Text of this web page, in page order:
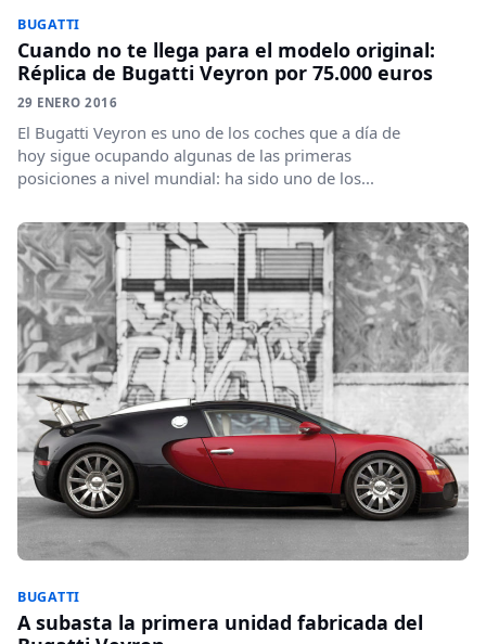
BUGATTI
Cuando no te llega para el modelo original:
Réplica de Bugatti Veyron por 75.000 euros
29 ENERO 2016
El Bugatti Veyron es uno de los coches que a día de
hoy sigue ocupando algunas de las primeras
posiciones a nivel mundial: ha sido uno de los...
BUGATTI
A subasta la primera unidad fabricada del